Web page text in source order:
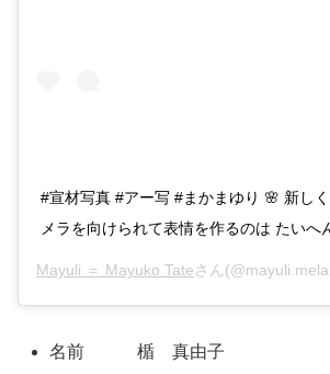
#宣材写真 #アー写 #まかまゆり 🌸 新し
メラを向けられて表情を作るのは たいへ
Mayuli ＝ Mayuko Tateさん
名前 楯 真由子